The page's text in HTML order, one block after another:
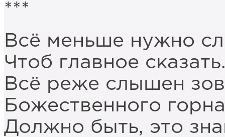
***
Всё меньше нужно
Чтоб главное
Всё реже слышен зов
Божественного
Должно быть, это